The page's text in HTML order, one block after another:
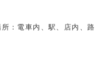
：電車内、駅、店内、路